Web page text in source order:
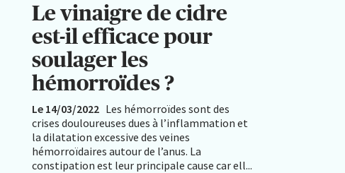
Le vinaigre de cidre
est-il efficace pour
soulager les
hémorroïdes ?
Le 14/03/2022 Les hémorroïdes sont des
crises douloureuses dues à l’inflammation et
la dilatation excessive des veines
hémorroïdaires autour de l’anus. La
constipation est leur principale cause car ell...